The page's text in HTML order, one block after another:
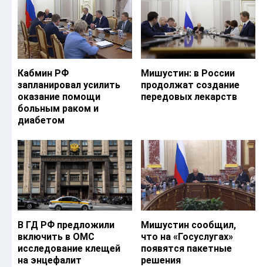
Кабмин РФ
запланировал усилить
оказание помощи
больным раком и
диабетом
Мишустин: в России
продолжат создание
передовых лекарств
В ГД РФ предложили
включить в ОМС
исследование клещей
на энцефалит
Мишустин сообщил,
что на «Госуслугах»
появятся пакетные
решения